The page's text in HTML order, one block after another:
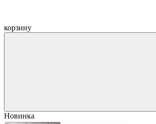
корзину
Новинка